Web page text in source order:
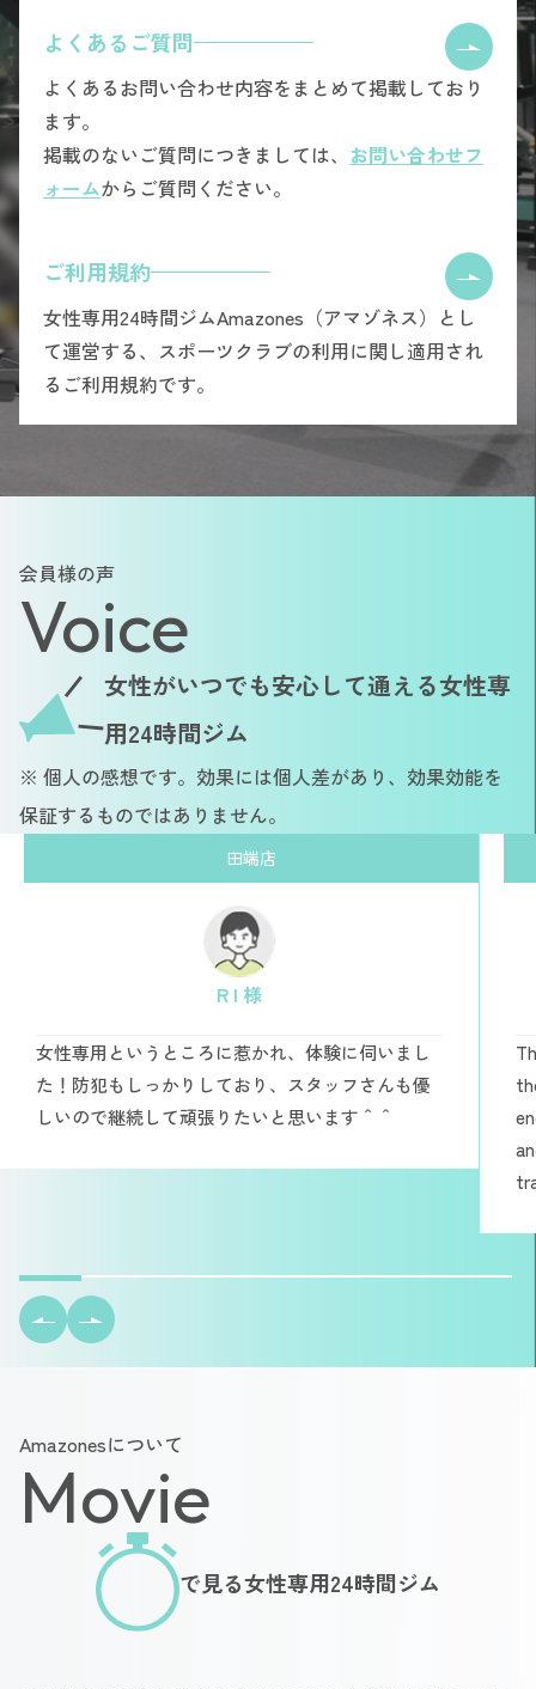
よくあるご質問
よくあるお問い合わせ内容をまとめて掲載しており
ます。
掲載のないご質問につきましては、 お問い合わせフ
ォームからご質問ください。
ご利用規約
女性専用24時間ジムAmazones（アマゾネス）とし
て運営する、スポーツクラブの利用に関し適用され
るご利用規約です。
会員様の声
Voice
女性がいつでも安心して通える女性専
用24時間ジム
※ 個人の感想です。効果には個人差があり、効果効能を
保証するものではありません。
田端店
R I 様
女性専用というところに惹かれ、体験に伺いまし
た！防犯もしっかりしており、スタッフさんも優
しいので継続して頑張りたいと思います＾＾
Amazonesについて
Movie
で見る女性専用24時間ジム